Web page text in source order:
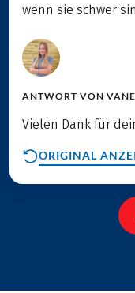
wenn sie schwer
ANTWORT VON
Vielen Dank für
ORIGINAL